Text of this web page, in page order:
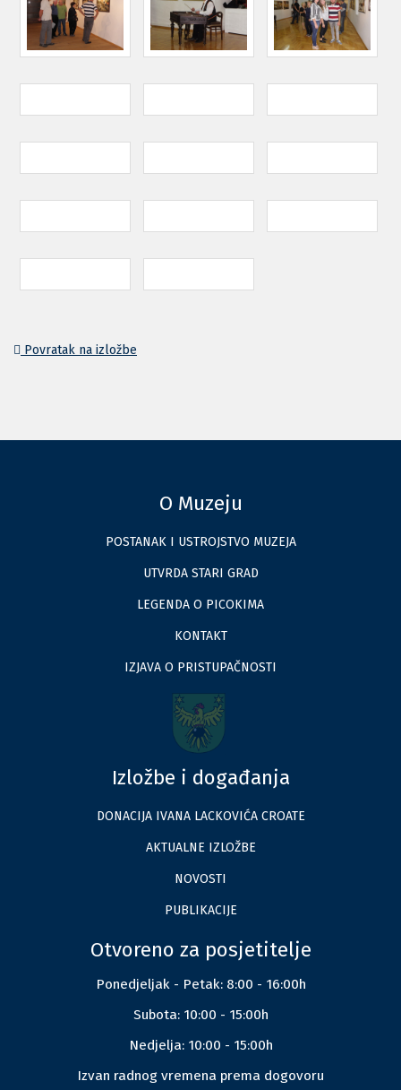
Povratak na izložbe
O Muzeju
POSTANAK I USTROJSTVO MUZEJA
UTVRDA STARI GRAD
LEGENDA O PICOKIMA
KONTAKT
IZJAVA O PRISTUPAČNOSTI
Izložbe i događanja
DONACIJA IVANA LACKOVIĆA CROATE
AKTUALNE IZLOŽBE
NOVOSTI
PUBLIKACIJE
Otvoreno za posjetitelje
Ponedjeljak - Petak: 8:00 - 16:00h
Subota: 10:00 - 15:00h
Nedjelja: 10:00 - 15:00h
Izvan radnog vremena prema dogovoru